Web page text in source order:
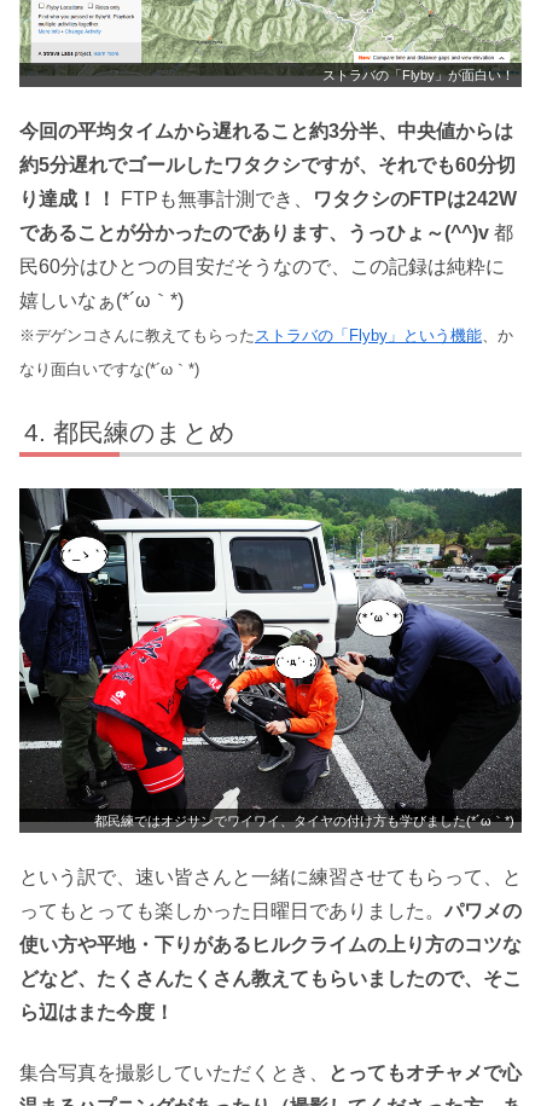
ストラバの「Flyby」が面白い！
今回の平均タイムから遅れること約3分半、中央値からは
約5分遅れでゴールしたワタクシですが、それでも60分切
り達成！！
FTPも無事計測でき、
ワタクシのFTPは242W
であることが分かったのであります、うっひょ～(^^)v 都
民60分はひとつの目安だそうなので、この記録は純粋に
嬉しいなぁ(*´ω｀*)
※デゲンコさんに教えてもらった ストラバの「Flyby」という機能 、か
なり面白いですな(*´ω｀*)
都民練のまとめ
都民練ではオジサンでワイワイ、タイヤの付け方も学びました(*´ω｀*)
という訳で、速い皆さんと一緒に練習させてもらって、と
ってもとっても楽しかった日曜日でありました。 パワメの
使い方や平地・下りがあるヒルクライムの上り方のコツな
どなど、たくさんたくさん教えてもらいましたので、そこ
ら辺はまた今度！
集合写真を撮影していただくとき、
とってもオチャメで心